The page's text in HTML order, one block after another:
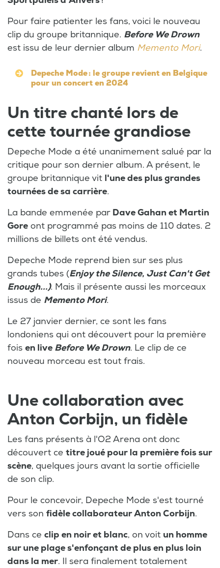
Pour faire patienter les fans, voici le nouveau
clip du groupe britannique. Before We Drown
est issu de leur dernier album Memento Mori.
Depeche Mode : le groupe revient en Belgique
pour un concert en 2024
Un titre chanté lors de
cette tournée grandiose
Depeche Mode a été unanimement salué par la
critique pour son dernier album. A présent, le
groupe britannique vit l'une des plus grandes
tournées de sa carrière.
La bande emmenée par Dave Gahan et Martin
Gore ont programmé pas moins de 110 dates. 2
millions de billets ont été vendus.
Depeche Mode reprend bien sur ses plus
grands tubes (Enjoy the Silence, Just Can't Get
Enough...). Mais il présente aussi les morceaux
issus de Memento Mori.
Le 27 janvier dernier, ce sont les fans
londoniens qui ont découvert pour la première
fois en live Before We Drown. Le clip de ce
nouveau morceau est tout frais.
Une collaboration avec
Anton Corbijn, un fidèle
Les fans présents à l'O2 Arena ont donc
découvert ce titre joué pour la première fois sur
scène, quelques jours avant la sortie officielle
de son clip.
Pour le concevoir, Depeche Mode s'est tourné
vers son fidèle collaborateur Anton Corbijn.
Dans ce clip en noir et blanc, on voit un homme
sur une plage s'enfonçant de plus en plus loin
dans la mer. Il sera finalement totalement